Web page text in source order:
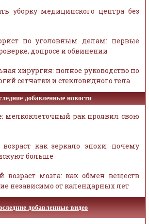
уборку медицинского центра без
по уголовным делам: первые
допросе и обвинении
хирургия: полное руководство по
сетчатки и стекловидного тела
добавленные новости
мелкоклеточный рак проявил свою
как зеркало эпохи: почему
больше
возраст мозга: как обмен веществ
независимо от календарных лет
добавленные видео